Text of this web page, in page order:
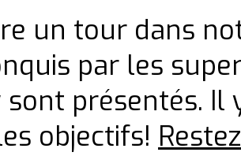
un tour dans
par les
sont présentés. Il
objectifs!